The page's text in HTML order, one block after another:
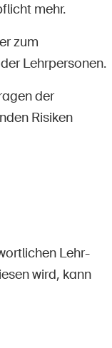
mehr.
zum
Lehrpersonen.
der
Risiken
Lehr-
wird, kann